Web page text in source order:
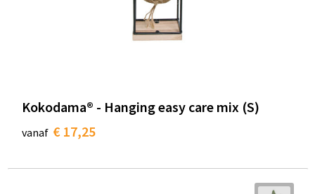
Kokodama® - Hanging easy care mix (S)
vanaf € 17,25